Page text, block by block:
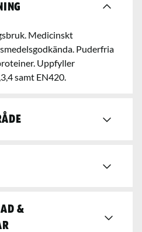
Medicinskt
Puderfria
Uppfyller
samt EN420.
&